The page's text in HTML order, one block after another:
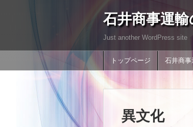
石井商事運
Just another WordPress site
トップページ 石井商事
異文化